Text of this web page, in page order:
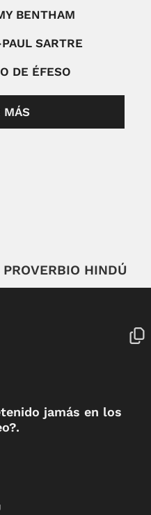
BENTHAM
SARTRE
DE ÉFESO
MÁS
HINDÚ
jamás en los